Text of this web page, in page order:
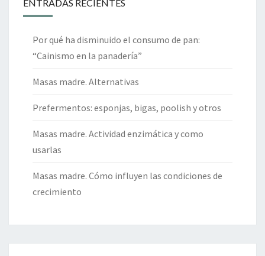
ENTRADAS RECIENTES
Por qué ha disminuido el consumo de pan:
“Cainismo en la panadería”
Masas madre. Alternativas
Prefermentos: esponjas, bigas, poolish y otros
Masas madre. Actividad enzimática y como
usarlas
Masas madre. Cómo influyen las condiciones de
crecimiento